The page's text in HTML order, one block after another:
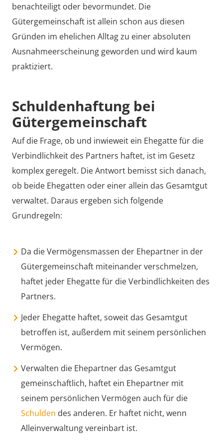
benachteiligt oder bevormundet. Die
Gütergemeinschaft ist allein schon aus diesen
Gründen im ehelichen Alltag zu einer absoluten
Ausnahmeerscheinung geworden und wird kaum
praktiziert.
Schuldenhaftung bei
Gütergemeinschaft
Auf die Frage, ob und inwieweit ein Ehegatte für die
Verbindlichkeit des Partners haftet, ist im Gesetz
komplex geregelt. Die Antwort bemisst sich danach,
ob beide Ehegatten oder einer allein das Gesamtgut
verwaltet. Daraus ergeben sich folgende
Grundregeln:
Da die Vermögensmassen der Ehepartner in der
Gütergemeinschaft miteinander verschmelzen,
haftet jeder Ehegatte für die Verbindlichkeiten des
Partners.
Jeder Ehegatte haftet, soweit das Gesamtgut
betroffen ist, außerdem mit seinem persönlichen
Vermögen.
Verwalten die Ehepartner das Gesamtgut
gemeinschaftlich, haftet ein Ehepartner mit
seinem persönlichen Vermögen auch für die
Schulden des anderen. Er haftet nicht, wenn
Alleinverwaltung vereinbart ist.